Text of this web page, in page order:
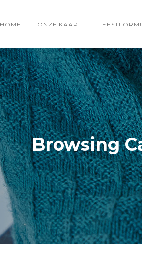
HOME ONZE KAART
Browsing